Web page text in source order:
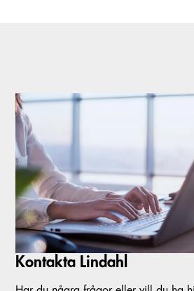
Kontakta Lindahl